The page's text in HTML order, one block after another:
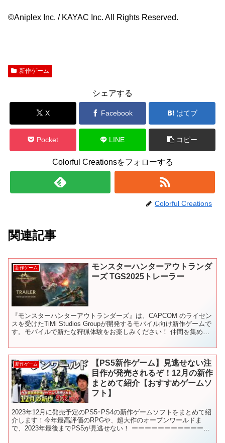
©Aniplex Inc. / KAYAC Inc. All Rights Reserved.
新作ゲーム
シェアする
X Facebook はてブ
Pocket LINE コピー
Colorful Creationsをフォローする
Colorful Creations
関連記事
新作ゲーム
モンスターハンターアウトランダ
ーズ TGS2025トレーラー
『モンスターハンターアウトランダーズ』は、CAPCOM のライセン
スを受けたTiMi Studios Groupが開発するモバイル向け新作ゲームで
す。モバイルで新たな狩猟体験をお楽しみください！ 仲間を集めて
新作ゲーム
【PS5新作ゲーム】見逃せない注
目作が発売されるぞ！12月の新作
まとめて紹介【おすすめゲームソ
フト】
2023年12月に発売予定のPS5･PS4の新作ゲームソフトをまとめて紹
介します！今年最高評価のRPGや、超大作のオープンワールドま
で、2023年最後までPS5が見逃せない！ ーーーーーーーーーーーー